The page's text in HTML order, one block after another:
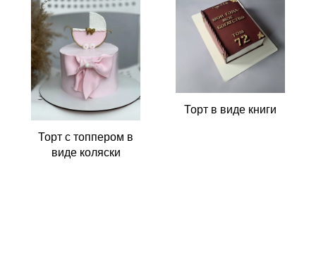
Торт с топпером в
виде коляски
Торт в виде книги